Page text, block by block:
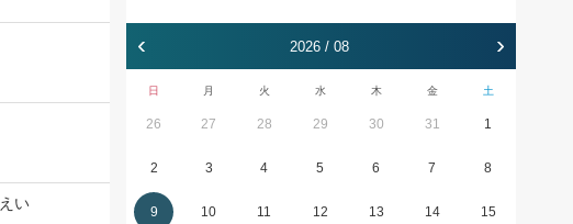
い
‹ 2026 / 08 ›
日 月 火 水 木 金 土
26 27 28 29 30 31 1
2 3 4 5 6 7 8
9 10 11 12 13 14 15